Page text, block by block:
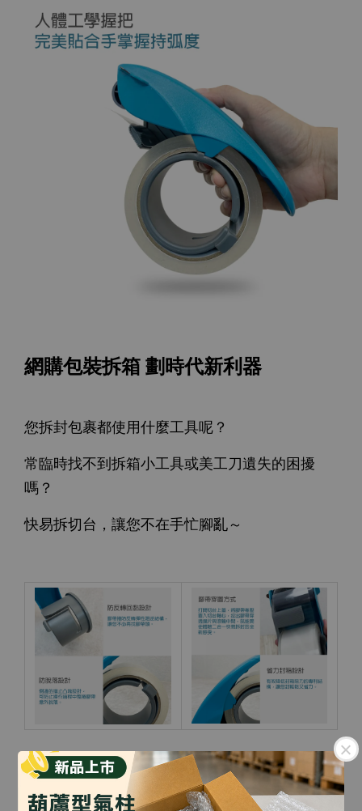
網購包裝拆箱 劃時代新利器
您拆封包裹都使用什麼工具呢？
常臨時找不到拆箱小工具或美工刀遺失的困擾
嗎？
快易拆切台，讓您不在手忙腳亂～